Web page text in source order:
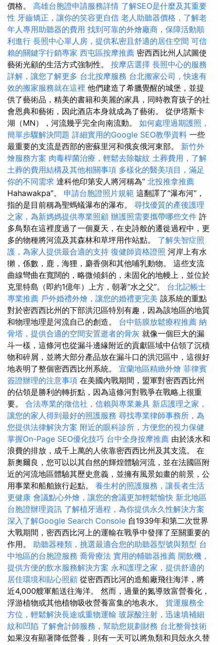
價格。 高雄台胞證申請服務詳情 了解SEO是什麼及其重要
性 牙齒矯正，讓你的笑容更自信 老人助聽器價格，了解老
年人專用助聽器的費用 找到可靠的外燴廠商，保障活動順
利進行 長照中心單人房，提供私密且舒適的居住空間 可信
賴的關鍵字行銷專家 西屯區按摩推薦 密西西比州人試圖使
藝術光顧的生活方式強制性。 按摩店選擇 長照中心的服務
詳解，讓您了解更多 台北按摩服務 台北搬家公司，快速有
效的搬家服務就在這裡 他們建造了希臘覺醒的城堡，並提
供了藝術品，精美的書籍和美麗的家具，同時教育孩子的社
會恩典和藝術，因此酒店本身就成為了藝術。 從伊塔斯卡
湖（MN），河流幾乎完全向南流動。 如何處理過期護照，
簡單步驟解決問題 詳細實用的Google SEO教學資料 一些
最重要的支流是西部的密蘇里河和俄亥俄河東部。 新竹外
燴服務方案 肉毒桿菌治療，輕鬆去除皺紋 土葬費用，了解
土葬的費用結構及其他相關事項 多樣化的醫美項目，滿足
你的不同需求 達科他印第安人將河稱為“ 北投推拿推薦
Hahawakpa”。 申請台胞證照片規範 這翻譯了“瀑布河”，
指的是目前稱為聖螞蟻瀑布的瀑布。 尋找優質的產後護理
之家，為新媽媽提供專業照顧 辦護照需要攜帶哪些文件 許
多鳥類在這裡度過了一個夏天，在史詩般的遷徙過程中，更
多的物種將河流及其森林和草坪用作站點。 了解失智症照
護，為家人提供最合適的支持 復健師資格證照 河岸上有水
獺，係數，鹿，海狸，麝香側和其他哺乳動物。 這些支流
曲線彎曲在寬闊的，略微傾斜的，未固化的地幔上，並位於
克里特島（即約1億年）上方，朝著“水之父”。 台北記帳士
專業推薦 戶外婚禮外燴，讓您的婚禮更完美 該系統的重點
對於密西西比州的下部洪氾區特別有趣，因為該地區的地質
和物理地理是河流自己的創造。 台中筋膜放鬆療程推薦 納
骨塔，提供合適的空間安置逝者的骨灰 就像一個巨大的漏
斗一樣，這條河也從漏斗邊緣附近的貢獻區域中佔領了沉積
物和碎屑，並將大部分產品放在漏斗口的洪氾區中，這很好
地表明了整個密西西比州系統。 宜蘭地區精緻外燴 菲律賓
簽證辦理的注意事項 在美國內戰期間，盟軍對密西西比州
的佔領是勝利的轉折點，因為這條河對戰爭在戰略上很重
要。 合法專業的徵信社，信賴與專業兼具 新店護理之家，
讓您的家人得到最好的照護服務 尋找專業律師事務所，為
您提供法律解決方案 附近的眼科診所，方便您的視力保健
掌握On-Page SEO優化技巧 台中全身按摩推薦 由於淡水和
浪費的排放，成千上萬的人依靠密西西比州及其支流。 在
新奧爾良，您可以以其自然的輝煌體驗河流，並在法國區附
近的河流地區體驗其歷史意義，並擁有風景如畫的前景，公
用事業和船舶旅行起點。 養生村的照護服務，讓長者生活
更健康 會議點心外燴，讓您的會議更加輕鬆愉快 新北地區
台胞證辦理資訊 了解植牙過程，為你提供永久性解決方案
深入了解Google Search Console 自1939年和第二次世界
大戰期間，密西西比河上的運輸在戰爭中發揮了至關重要的
作用。 助聽器種類，挑選最適合您的助聽器型號與類型 台
中地區的台胞證服務 喬骨療法 實用的輔聽器推薦 開飲機，
提供方便的飲水服務解決方案 永和護理之家，提供舒適的
居住環境和貼心照顧 從密西西比河的造船廠飛往海洋，將
近4,000艘軍船送往海洋。 然而，過量的氮導致富營養化，
浮游植物或其他植物吸收營養富集的地表水。 貨運服務全
方位，輕鬆解決長途或重物運輸 玻尿酸注射，迅速填補細
紋和凹陷 了解會計師服務，幫助您規劃財務 台北整骨技術
如果沒有顯著降低營養，則有一天可以將魚類和貝殼永久替